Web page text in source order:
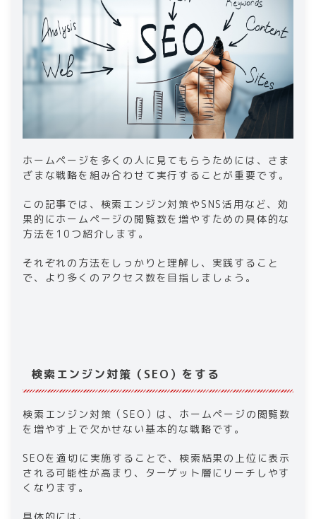
ホームページを多くの人に見てもらうためには、さま
ざまな戦略を組み合わせて実行することが重要です。
この記事では、検索エンジン対策やSNS活用など、効
果的にホームページの閲覧数を増やすための具体的な
方法を10つ紹介します。
それぞれの方法をしっかりと理解し、実践すること
で、より多くのアクセス数を目指しましょう。
検索エンジン対策（SEO）をする
検索エンジン対策（SEO）は、ホームページの閲覧数
を増やす上で欠かせない基本的な戦略です。
SEOを適切に実施することで、検索結果の上位に表示
される可能性が高まり、ターゲット層にリーチしやす
くなります。
具体的には、